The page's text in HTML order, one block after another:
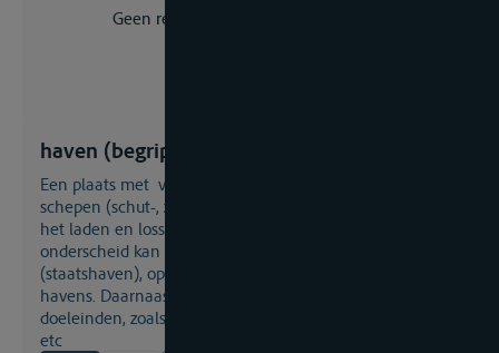
Geen resultaat voor uw zoekopdracht.
haven (begrip)
een plaats met voorzieningen voor het veilig liggen van
schepen (schut-, zekerheids-, winter-, noodhaven), resp.
het laden en lossen van schepen (omslaghaven) , waarbij
onderscheid kan worden gemaakt tussen fiscale
(staatshaven), openbare (handelshaven) en particuliere
havens. Daarnaast zijn er havens voor bijzondere
doeleinden, zoals vlothavens, douanehavens, oliehavens,
etc